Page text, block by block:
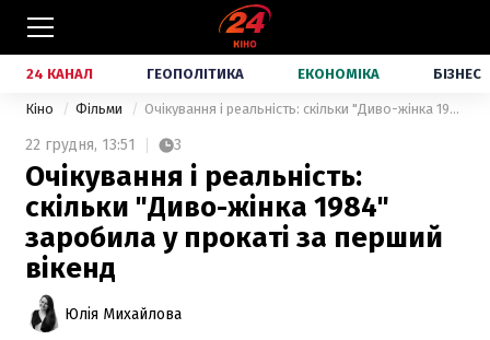
24 КАНАЛ ГЕОПОЛІТИКА ЕКОНОМІКА БІЗНЕС
Кіно Фільми Очікування і реальність: скільки "Диво-жінка 1984" заробила у прокаті за перший вікенд
22 грудня, 13:51 3
Очікування і реальність:
скільки "Диво-жінка 1984"
заробила у прокаті за перший
вікенд
Юлія Михайлова